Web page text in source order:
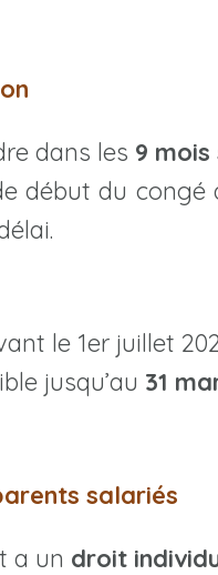
dans les 9
début du
le 1er juillet
jusqu’au 31
salariés
a un droit